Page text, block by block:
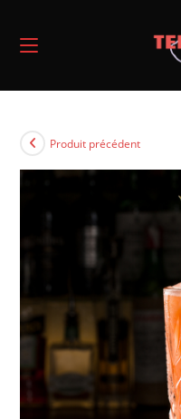
Produit précédent